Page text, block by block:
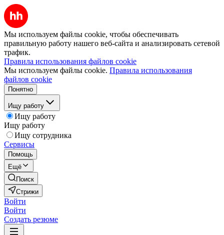
Мы используем файлы cookie, чтобы обеспечивать
правильную работу нашего веб-сайта и анализировать сетевой
трафик.
Правила использования файлов cookie
Мы используем файлы cookie. Правила использования
файлов cookie
Понятно
Ищу работу
Ищу работу
Ищу работу
Ищу сотрудника
Сервисы
Помощь
Ещё
Поиск
Стрижи
Войти
Войти
Создать резюме